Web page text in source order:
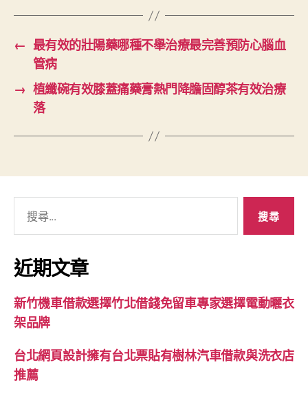
← 最有效的壯陽藥哪種不舉治療最完善預防心腦血
管病
→ 植纖碗有效膝蓋痛藥膏熱門降膽固醇茶有效治療
落
關
鍵
字:
近期文章
新竹機車借款選擇竹北借錢免留車專家選擇電動曬衣
架品牌
台北網頁設計擁有台北票貼有樹林汽車借款與洗衣店
推薦